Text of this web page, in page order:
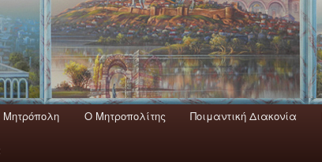
Mητρόπολη Ο Mητροπολίτης Ποιμαντική Διακονία